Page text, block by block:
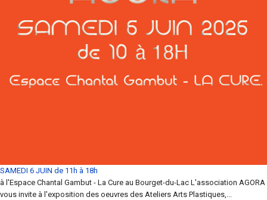
SAMEDI 6 JUIN de 11h à 18h
à l'Espace Chantal Gambut - La Cure au Bourget-du-Lac L'association AGORA
vous invite à l'exposition des oeuvres des Ateliers Arts Plastiques,...